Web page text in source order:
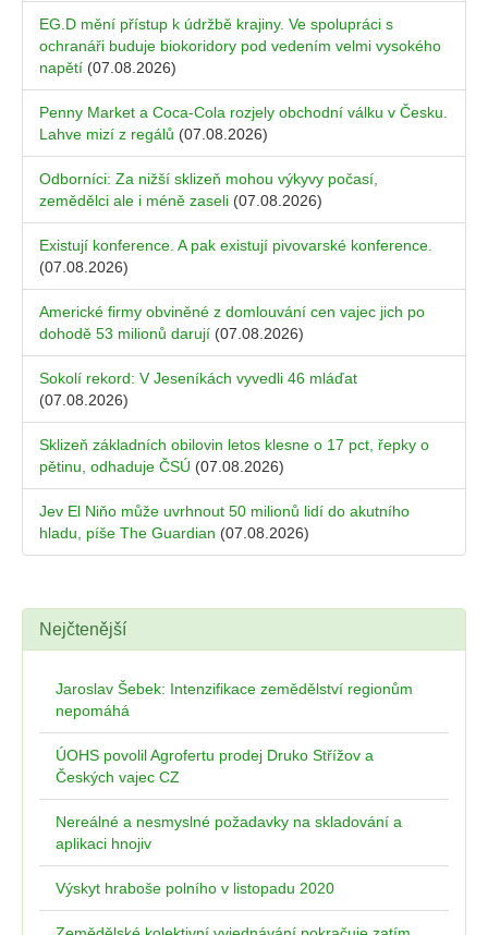
EG.D mění přístup k údržbě krajiny. Ve spolupráci s
ochranáři buduje biokoridory pod vedením velmi vysokého
napětí (07.08.2026)
Penny Market a Coca-Cola rozjely obchodní válku v Česku.
Lahve mizí z regálů (07.08.2026)
Odborníci: Za nižší sklizeň mohou výkyvy počasí,
zemědělci ale i méně zaseli (07.08.2026)
Existují konference. A pak existují pivovarské konference.
(07.08.2026)
Americké firmy obviněné z domlouvání cen vajec jich po
dohodě 53 milionů darují (07.08.2026)
Sokolí rekord: V Jeseníkách vyvedli 46 mláďat
(07.08.2026)
Sklizeň základních obilovin letos klesne o 17 pct, řepky o
pětinu, odhaduje ČSÚ (07.08.2026)
Jev El Niňo může uvrhnout 50 milionů lidí do akutního
hladu, píše The Guardian (07.08.2026)
Nejčtenější
Jaroslav Šebek: Intenzifikace zemědělství regionům
nepomáhá
ÚOHS povolil Agrofertu prodej Druko Střížov a
Českých vajec CZ
Nereálné a nesmyslné požadavky na skladování a
aplikaci hnojiv
Výskyt hraboše polního v listopadu 2020